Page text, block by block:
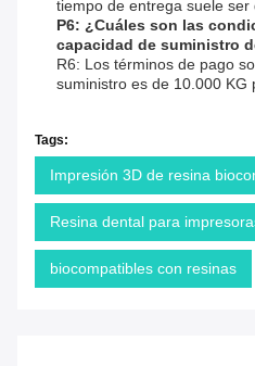
tiempo de entrega suele
P6: ¿Cuáles son las
capacidad de suministro
R6: Los términos de pago
suministro es de 10.000 KG
Tags:
Impresión 3D de resina
Resina dental para
biocompatibles con resinas